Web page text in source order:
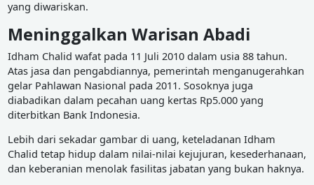
yang diwariskan.
Meninggalkan Warisan Abadi
Idham Chalid wafat pada 11 Juli 2010 dalam usia 88 tahun.
Atas jasa dan pengabdiannya, pemerintah menganugerahkan
gelar Pahlawan Nasional pada 2011. Sosoknya juga
diabadikan dalam pecahan uang kertas Rp5.000 yang
diterbitkan Bank Indonesia.
Lebih dari sekadar gambar di uang, keteladanan Idham
Chalid tetap hidup dalam nilai-nilai kejujuran, kesederhanaan,
dan keberanian menolak fasilitas jabatan yang bukan haknya.